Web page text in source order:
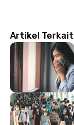
Artikel Terkait